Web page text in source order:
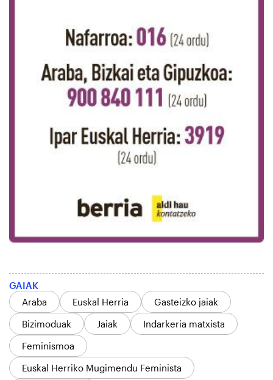
GAIAK
Araba
Euskal Herria
Gasteizko jaiak
Bizimoduak
Jaiak
Indarkeria matxista
Feminismoa
Euskal Herriko Mugimendu Feminista